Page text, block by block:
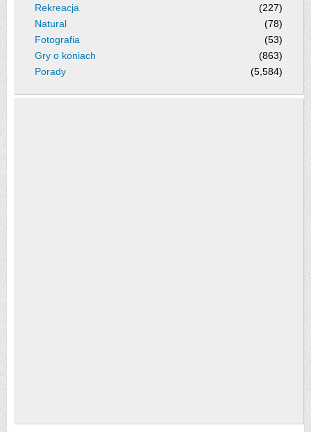
Rekreacja
(227)
Natural
(78)
Fotografia
(53)
Gry o koniach
(863)
Porady
(5,584)